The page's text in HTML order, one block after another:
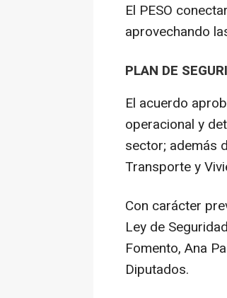
El PESO
aprovechando
PLAN DE
El acuerdo
operacional y
sector; además
Transporte y
Con carácter
Ley de
Fomento, Ana
Diputados.